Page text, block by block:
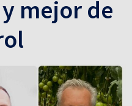
mejor de